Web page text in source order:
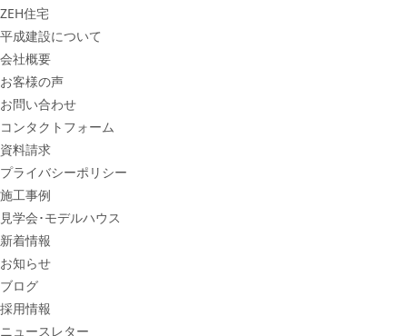
ZEH住宅
平成建設について
会社概要
お客様の声
お問い合わせ
コンタクトフォーム
資料請求
プライバシーポリシー
施工事例
見学会･モデルハウス
新着情報
お知らせ
ブログ
採用情報
ニュースレター